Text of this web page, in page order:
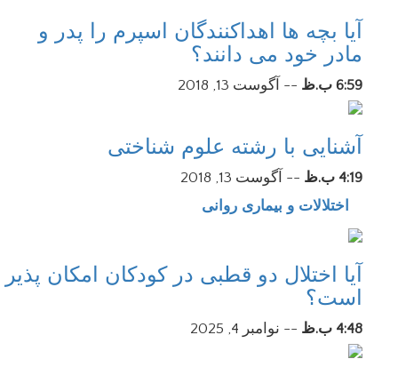
آیا بچه ها اهداکنندگان اسپرم را پدر و
مادر خود می دانند؟
6:59 ب.ظ -- آگوست 13, 2018
آشنایی با رشته علوم شناختی
4:19 ب.ظ -- آگوست 13, 2018
اختلالات و بیماری روانی
آیا اختلال دو قطبی در کودکان امکان پذیر
است؟
4:48 ب.ظ -- نوامبر 4, 2025